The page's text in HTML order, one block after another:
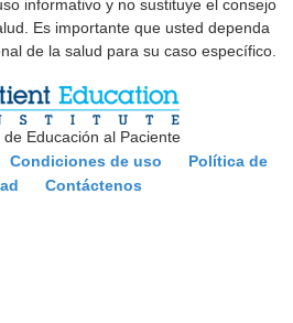
informativo y no sustituye el consejo
Es importante que usted dependa
de la salud para su caso específico.
Educación al Paciente
Condiciones de uso
Política de
Contáctenos